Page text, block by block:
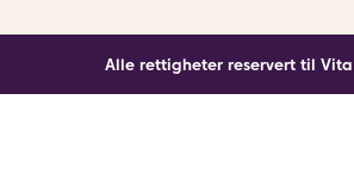
Alle rettigheter reservert til Vita